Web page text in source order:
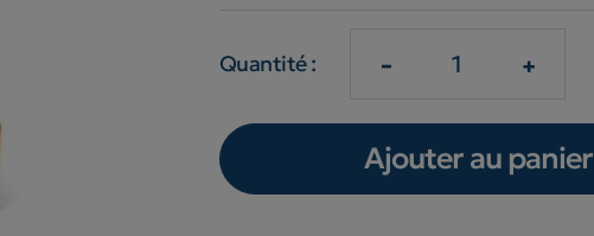
Quantité : - +
Ajouter au panier